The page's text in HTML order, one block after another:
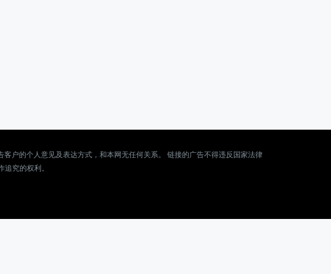
户的个人意见及表达方式，和本网无任何关系。 链接的广告不得违反国家法律
究的权利。